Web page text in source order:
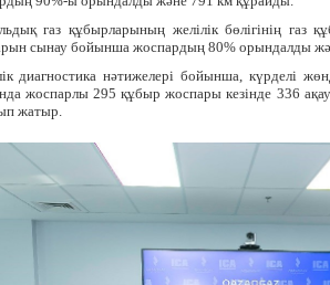
газ құбырларының желілік бөлігінің
сынау бойынша жоспардың 80% орындалды
диагностика нәтижелері бойынша, күрделі
жоспарлы 295 құбыр жоспары кезінде 336
жатыр.